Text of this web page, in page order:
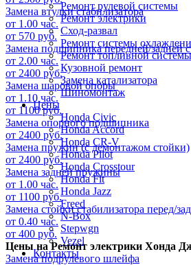
Ремонт рулевой системы
Ремонт электрики
Сход-развал
Ремонт системы
Ремонт топливной системы
Кузовной ремонт
Замена катализатора
Шиномонтаж
Цены
Honda Civic
Honda Accord
Honda CR-V
Honda Pilot
Honda Crosstour
Honda Fit
Honda Jazz
Freed
N-Box
Stepwgn
Vezel
Контакты
Замена втулки стабилизатора
от 1.00 час.
от 570 руб.
Замена подшипника передней/задней
от 2.00 час.
от 2400 руб.
Замена шаровой опоры
от 1.10 час.
от 1100 руб.
Замена опорного подшипника
от 2400 руб.
Замена пружин (с демонтажом стойки)
от 2400 руб.
Замена задней пружины
от 1.00 час.
от 1100 руб.
Замена стойки стабилизатора перед/зад
от 0.40 час.
от 400 руб.
Цены наРемонт электрики Хонда
Замена подрулевого шлейфа